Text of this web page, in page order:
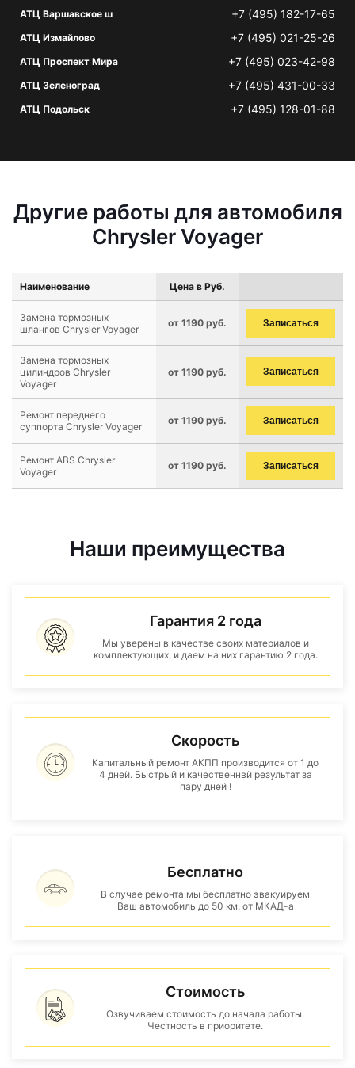
АТЦ Варшавское ш +7 (495) 182-17-65
АТЦ Измайлово +7 (495) 021-25-26
АТЦ Проспект Мира +7 (495) 023-42-98
АТЦ Зеленоград +7 (495) 431-00-33
АТЦ Подольск +7 (495) 128-01-88
Другие работы для автомобиля
Chrysler Voyager
Наименование Цена в Руб.
Замена тормозных
шлангов Chrysler Voyager
от 1190 руб. Записаться
Замена тормозных
цилиндров Chrysler
Voyager
от 1190 руб. Записаться
Ремонт переднего
суппорта Chrysler Voyager
от 1190 руб. Записаться
Ремонт ABS Chrysler
Voyager
от 1190 руб. Записаться
Наши преимущества
Гарантия 2 года
Мы уверены в качестве своих материалов и
комплектующих, и даем на них гарантию 2 года.
Скорость
Капитальный ремонт АКПП производится от 1 до
4 дней. Быстрый и качественнвй результат за
пару дней !
Бесплатно
В случае ремонта мы бесплатно эвакуируем
Ваш автомобиль до 50 км. от МКАД-а
Стоимость
Озвучиваем стоимость до начала работы.
Честность в приоритете.